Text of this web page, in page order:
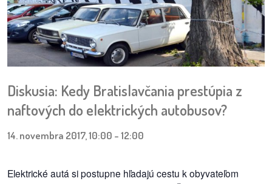
granty
pozvánky
Historický
zákony
mestské
Diskusia: Kedy Bratislavčania prestúpia z
naftových do elektrických autobusov?
14. novembra 2017, 10:00 -12:00
Elektrické autá si postupne hľadajú cestu k obyvateľom